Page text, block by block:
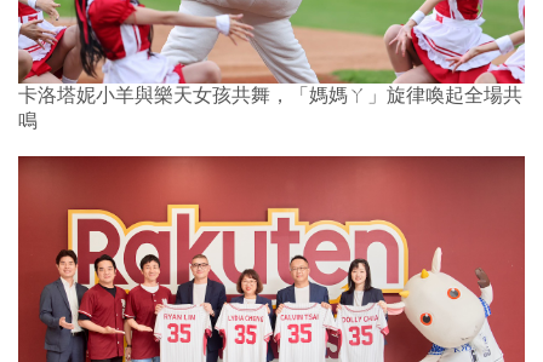
卡洛塔妮小羊與樂天女孩共舞，「媽媽ㄚ」旋律喚起全場共
鳴